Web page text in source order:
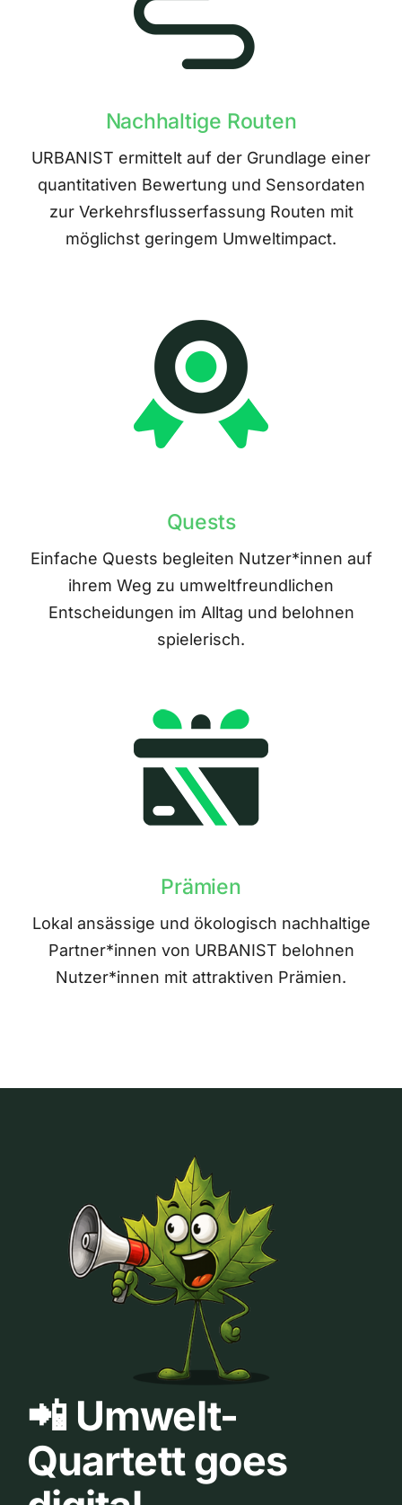
Nachhaltige Routen
URBANIST ermittelt auf der Grundlage einer
quantitativen Bewertung und Sensordaten
zur Verkehrsflusserfassung Routen mit
möglichst geringem Umweltimpact.
Quests
Einfache Quests begleiten Nutzer*innen auf
ihrem Weg zu umweltfreundlichen
Entscheidungen im Alltag und belohnen
spielerisch.
Prämien
Lokal ansässige und ökologisch nachhaltige
Partner*innen von URBANIST belohnen
Nutzer*innen mit attraktiven Prämien.
📲 Umwelt-
Quartett goes